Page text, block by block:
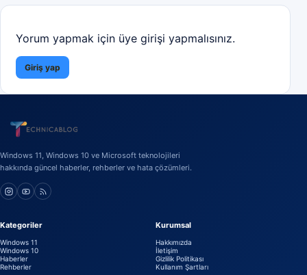
Yorum yapmak için üye girişi yapmalısınız.
Giriş yap
Windows 11, Windows 10 ve Microsoft teknolojileri
hakkında güncel haberler, rehberler ve hata çözümleri.
Kategoriler
Windows 11
Windows 10
Haberler
Rehberler
Kurumsal
Hakkımızda
İletişim
Gizlilik Politikası
Kullanım Şartları